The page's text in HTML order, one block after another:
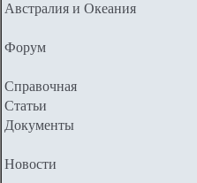
Австралия и Океания
Форум
Справочная
Статьи
Документы
Новости